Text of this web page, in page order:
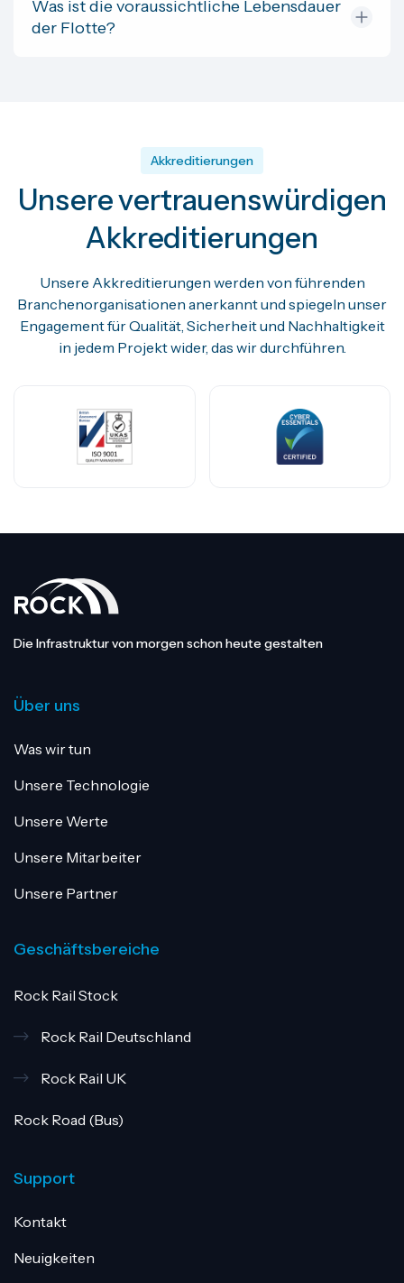
Was ist die voraussichtliche Lebensdauer
der Flotte?
Akkreditierungen
Unsere vertrauenswürdigen
Akkreditierungen
Unsere Akkreditierungen werden von führenden
Branchenorganisationen anerkannt und spiegeln unser
Engagement für Qualität, Sicherheit und Nachhaltigkeit
in jedem Projekt wider, das wir durchführen.
Die Infrastruktur von morgen schon heute gestalten
Über uns
Was wir tun
Unsere Technologie
Unsere Werte
Unsere Mitarbeiter
Unsere Partner
Geschäftsbereiche
Rock Rail Stock
Rock Rail Deutschland
Rock Rail UK
Rock Road (Bus)
Support
Kontakt
Neuigkeiten